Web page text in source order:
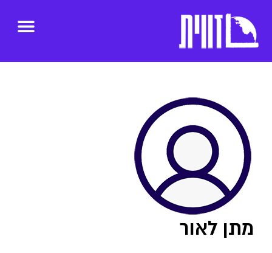
מתן לאור